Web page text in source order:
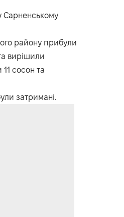
Сарненському
району прибули
вирішили
сосон та
затримані.